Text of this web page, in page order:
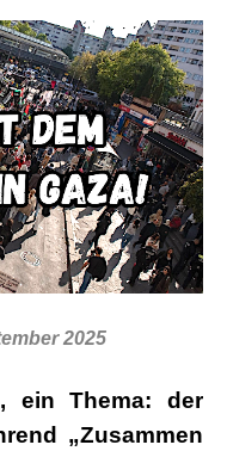
2025
ein Thema: der
„Zusammen